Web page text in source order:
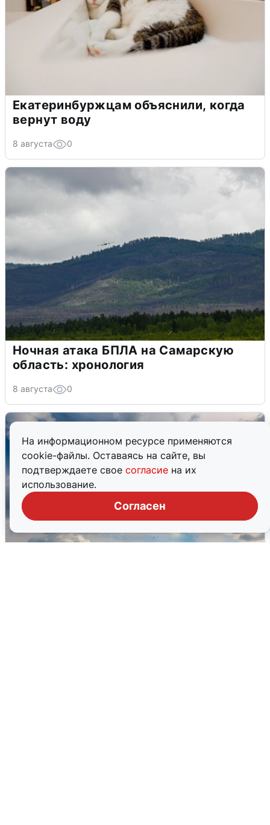
На информационном ресурсе применяются
cookie-файлы. Оставаясь на сайте, вы
подтверждаете свое согласие на их
использование.
Согласен
Екатеринбуржцам объяснили, когда
вернут воду
8 августа 0
Ночная атака БПЛА на Самарскую
область: хронология
8 августа 0